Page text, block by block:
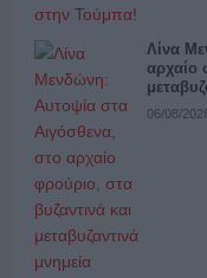
Λίνα
αρχαίο
06/08/